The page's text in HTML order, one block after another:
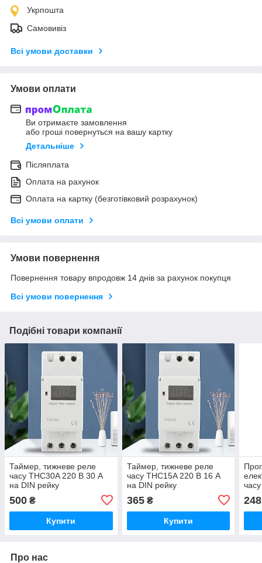
Укрпошта
Самовивіз
Всі умови доставки
Умови оплати
Ви отримаєте замовлення
або гроші повернуться на вашу картку
Детальніше
Післяплата
Оплата на рахунок
Оплата на картку (безготівковий розрахунок)
Всі умови оплати
Умови повернення
Повернення товару впродовж 14 днів за рахунок покупця
Всі умови повернення
Подібні товари компанії
Таймер, тижневе реле
часу THC30A 220 В 30 А
на DIN рейку
500 ₴
Купити
Таймер, тижневе реле
часу THC15A 220 В 16 А
на DIN рейку
365₴
Купити
248
Про нас